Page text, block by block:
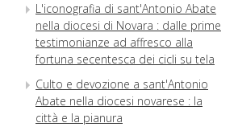
L'iconografia di sant'Antonio Abate
nella diocesi di Novara : dalle prime
testimonianze ad affresco alla
fortuna secentesca dei cicli su tela
Culto e devozione a sant'Antonio
Abate nella diocesi novarese : la
città e la pianura